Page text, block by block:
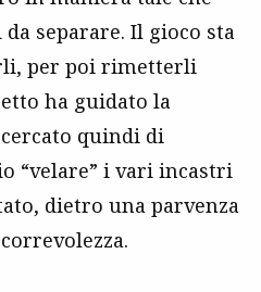
separare. Il gioco sta
per poi rimetterli
ha guidato la
quindi di
“velare” i vari incastri
dietro una parvenza